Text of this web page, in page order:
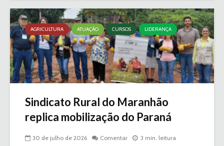
AGRICULTURA ATUAÇÃO CURSOS LIDERANÇA
Sindicato Rural do Maranhão
replica mobilização do Paraná
30 de julho de 2026 Comentar 3 min. leitura